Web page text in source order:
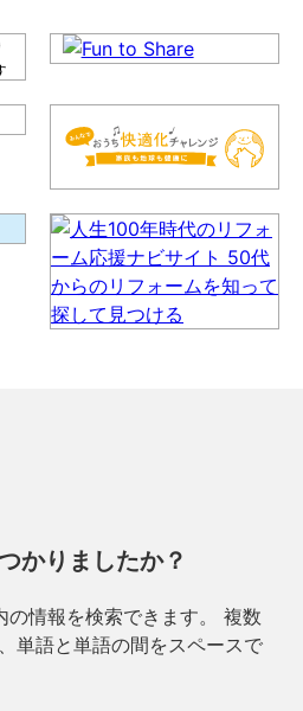
かりましたか？
の情報を検索できます。 複数
単語と単語の間をスペースで